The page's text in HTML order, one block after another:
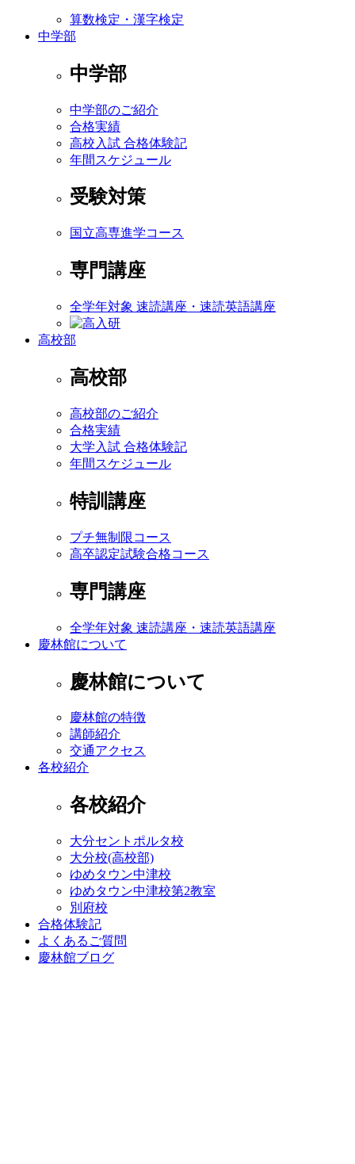
算数検定・漢字検定
中学部
中学部
中学部のご紹介
合格実績
高校入試 合格体験記
年間スケジュール
受験対策
国立高専進学コース
専門講座
全学年対象 速読講座・速読英語講座
高校部
高校部
高校部のご紹介
合格実績
大学入試 合格体験記
年間スケジュール
特訓講座
プチ無制限コース
高卒認定試験合格コース
専門講座
全学年対象 速読講座・速読英語講座
慶林館について
慶林館について
慶林館の特徴
講師紹介
交通アクセス
各校紹介
各校紹介
大分セントポルタ校
大分校(高校部)
ゆめタウン中津校
ゆめタウン中津校第2教室
別府校
合格体験記
よくあるご質問
慶林館ブログ